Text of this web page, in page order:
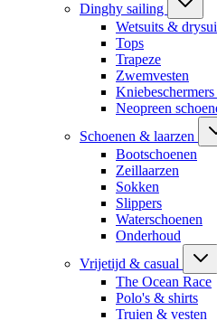
Dinghy sailing
Wetsuits &
Tops
Trapeze
Zwemvesten
Neopreen
Schoenen & laarzen
Bootschoenen
Zeillaarzen
Sokken
Slippers
Waterschoenen
Onderhoud
Vrijetijd & casual
The Ocean Race
Polo's & shirts
Truien & vesten